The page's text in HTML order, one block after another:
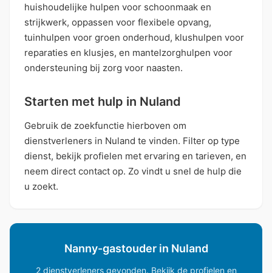
huishoudelijke hulpen voor schoonmaak en
strijkwerk, oppassen voor flexibele opvang,
tuinhulpen voor groen onderhoud, klushulpen voor
reparaties en klusjes, en mantelzorghulpen voor
ondersteuning bij zorg voor naasten.
Starten met hulp in Nuland
Gebruik de zoekfunctie hierboven om
dienstverleners in Nuland te vinden. Filter op type
dienst, bekijk profielen met ervaring en tarieven, en
neem direct contact op. Zo vindt u snel de hulp die
u zoekt.
Nanny-gastouder in Nuland
2 dienstverleners gevonden. Bekijk de profielen en